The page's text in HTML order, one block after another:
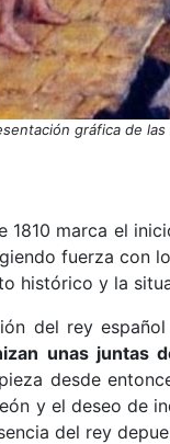
gráfica de
1810 marca el
fuerza con
histórico y la
del rey
unas juntas
desde
y el deseo de
del rey